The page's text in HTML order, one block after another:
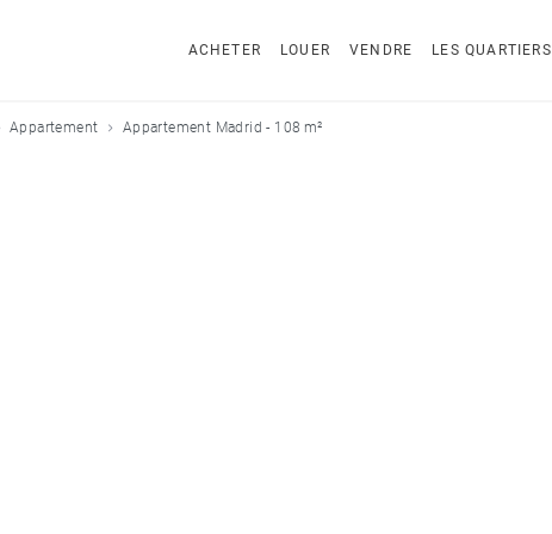
ACHETER LOUER VENDRE LES QUARTIERS
Appartement Appartement Madrid - 108 m²